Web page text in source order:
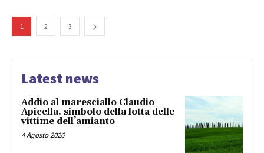
1 2 3
Latest news
Addio al maresciallo Claudio
Apicella, simbolo della lotta delle
vittime dell’amianto
4 Agosto 2026